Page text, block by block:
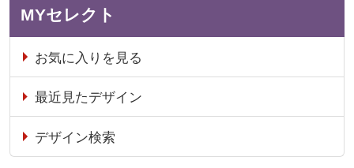
MYセレクト
お気に入りを見る
最近見たデザイン
デザイン検索